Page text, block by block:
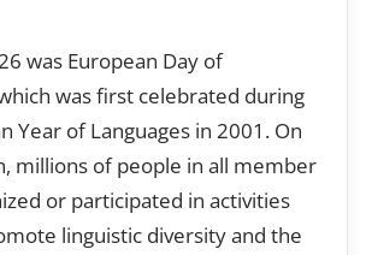
was European Day of
was first celebrated during
Year of Languages ​​in 2001. On
millions of people in all member
or participated in activities
linguistic diversity and the